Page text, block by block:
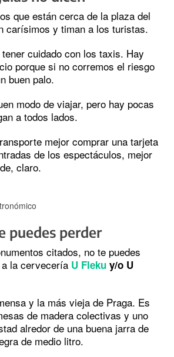
que están cerca de la plaza del
carísimos y timan a los turistas.
cuidado con los taxis. Hay
porque si no corremos el riesgo
buen palo.
modo de viajar, pero hay pocas
a todos lados.
mejor comprar una tarjeta
de los espectáculos, mejor
claro.
puedes perder
citados, no te puedes
la cervecería U Fleku y/o U
y la más vieja de Praga. Es
de madera colectivas y uno
alredor de una buena jarra de
de medio litro.